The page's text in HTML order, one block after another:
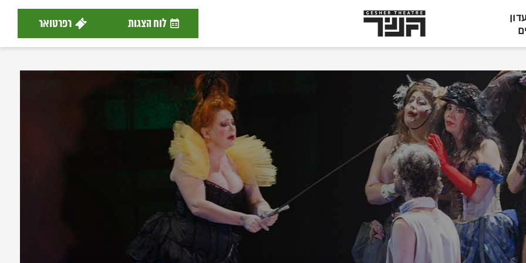
תיאטרון
גשר,
הצגות
בתל
לוח הצגות רפרטואר